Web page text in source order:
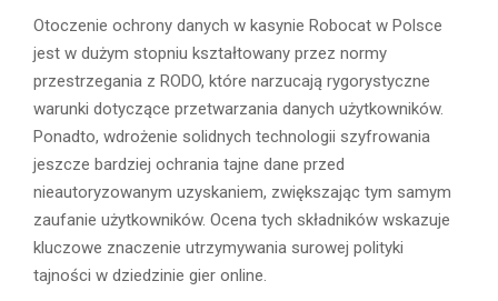
Otoczenie ochrony danych w kasynie Robocat w Polsce
jest w dużym stopniu kształtowany przez normy
przestrzegania z RODO, które narzucają rygorystyczne
warunki dotyczące przetwarzania danych użytkowników.
Ponadto, wdrożenie solidnych technologii szyfrowania
jeszcze bardziej ochrania tajne dane przed
nieautoryzowanym uzyskaniem, zwiększając tym samym
zaufanie użytkowników. Ocena tych składników wskazuje
kluczowe znaczenie utrzymywania surowej polityki
tajności w dziedzinie gier online.